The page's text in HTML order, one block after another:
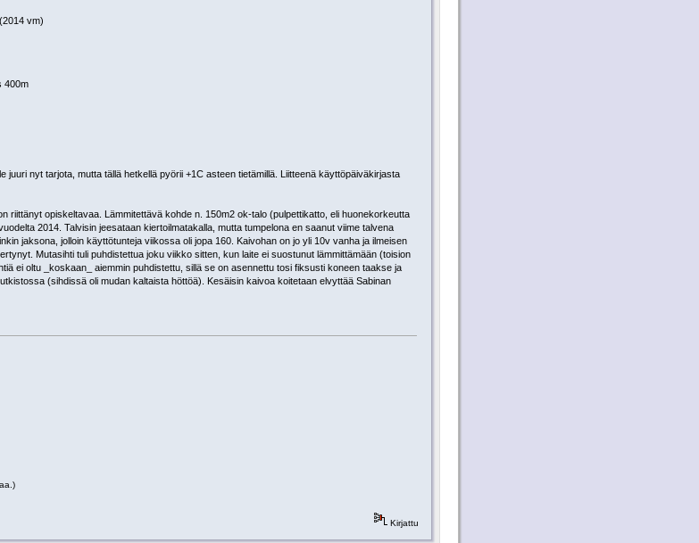
vm)
400m
nyt tarjota, mutta tällä hetkellä pyörii +1C asteen tietämillä. Liitteenä käyttöpäiväkirjasta
riittänyt opiskeltavaa. Lämmitettävä kohde n. 150m2 ok-talo (pulpettikatto, eli huonekorkeutta
2014. Talvisin jeesataan kiertoilmatakalla, mutta tumpelona en saanut viime talvena
jaksona, jolloin käyttötunteja viikossa oli jopa 160. Kaivohan on jo yli 10v vanha ja ilmeisen
Mutasihti tuli puhdistettua joku viikko sitten, kun laite ei suostunut lämmittämään (toision
ei oltu _koskaan_ aiemmin puhdistettu, sillä se on asennettu tosi fiksusti koneen taakse ja
(sihdissä oli mudan kaltaista höttöä). Kesäisin kaivoa koitetaan elvyttää Sabinan
Kirjattu